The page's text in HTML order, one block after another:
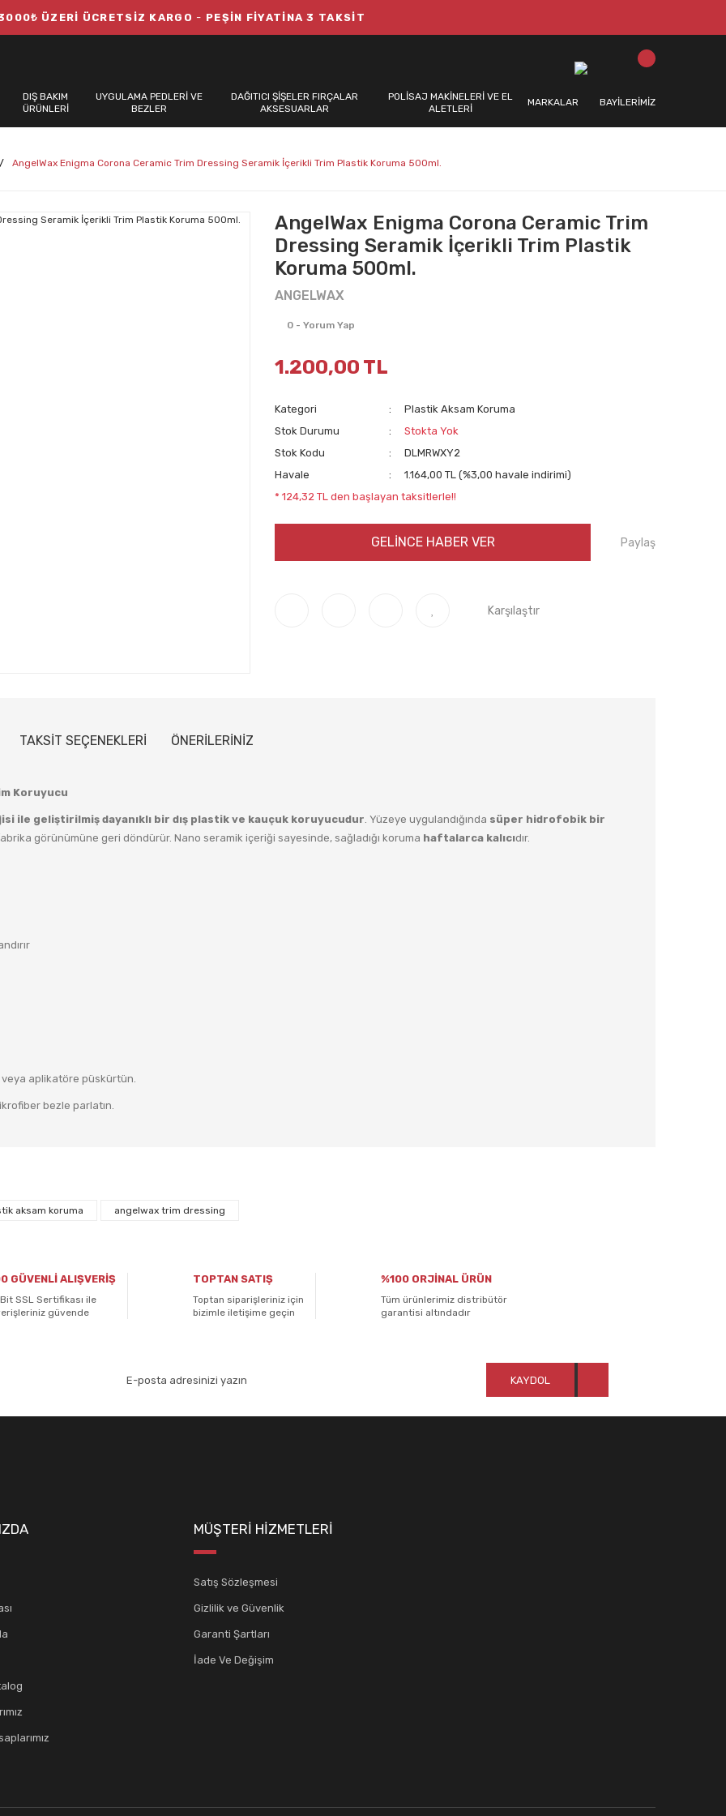
ÜZERİ ÜCRETSİZ KARGO - PEŞİN FİYATİNA 3 TAKSİT
DIŞ BAKIM
ÜRÜNLERİ
UYGULAMA PEDLERİ VE
BEZLER
DAĞITICI ŞİŞELER FIRÇALAR
AKSESUARLAR
POLİSAJ MAKİNELERİ VE EL
ALETLERİ
MARKALAR BAYİLERİMİZ
AngelWax Enigma Corona Ceramic Trim Dressing Seramik İçerikli Trim Plastik Koruma 500ml.
AngelWax Enigma Corona Ceramic Trim
Dressing Seramik İçerikli Trim Plastik
Koruma 500ml.
ANGELWAX
0 - Yorum Yap
1.200,00 TL
Kategori
Plastik Aksam Koruma
Stok Durumu
Stokta Yok
Stok Kodu
DLMRWXY2
Havale
1.164,00 TL (%3,00 havale indirimi)
* 124,32 TL den başlayan taksitlerle!!
GELİNCE HABER VER Paylaş
Karşılaştır
TAKSİT SEÇENEKLERİ ÖNERİLERİNİZ
Koruyucu
ile geliştirilmiş dayanıklı bir dış plastik ve kauçuk koruyucudur. Yüzeye uygulandığında süper hidrofobik bir
görünümüne geri döndürür. Nano seramik içeriği sayesinde, sağladığı koruma haftalarca kalıcıdır.
veya aplikatöre püskürtün.
bezle parlatın.
Bu ürüne ilk yorumu siz yapın!
aksam koruma angelwax trim dressing
GÜVENLİ ALIŞVERİŞ
SSL Sertifikası ile
güvende
TOPTAN SATIŞ
Toptan siparişleriniz için
bizimle iletişime geçin
%100 ORJİNAL ÜRÜN
Tüm ürünlerimiz distribütör
garantisi altındadır
KAYDOL
MÜŞTERİ HİZMETLERİ
Satış Sözleşmesi
Gizlilik ve Güvenlik
Garanti Şartları
İade Ve Değişim